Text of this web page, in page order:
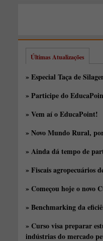
Últimas Atualizações
» Especial Taça de
» Participe do
» Vem aí o EducaPoint!
» Novo Mundo Rural,
» Ainda dá tempo de
» Fiscais agropecuários
» Começou hoje o novo
» Benchmarking da
» Curso visa preparar
indústrias do mercado